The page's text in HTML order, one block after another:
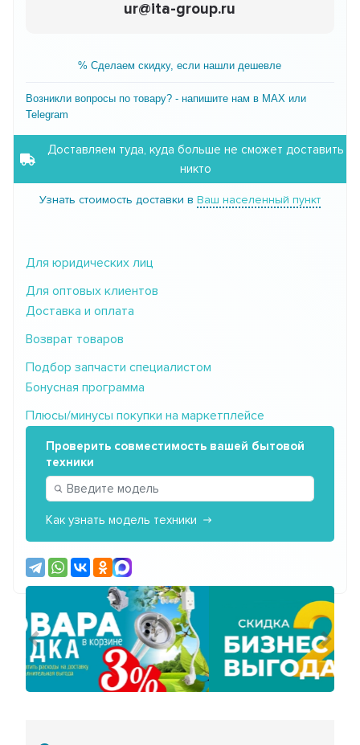
ur@ita-group.ru
% Сделаем скидку, если нашли дешевле
Возникли вопросы по товару? - напишите нам в MAX или
Telegram
Доставляем туда, куда больше не сможет доставить
никто
Узнать стоимость доставки в Ваш населенный пункт
Для юридических лиц
Для оптовых клиентов
Доставка и оплата
Возврат товаров
Подбор запчасти специалистом
Бонусная программа
Плюсы/минусы покупки на маркетплейсе
Проверить совместимость вашей бытовой
техники
Как узнать модель техники
Предыдущий